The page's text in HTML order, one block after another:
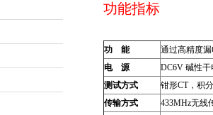
功能指标
功 能
通过高精度
电
源
DC6V 碱性
测试方式
钳形CT，积
传输方式
433MHz无线